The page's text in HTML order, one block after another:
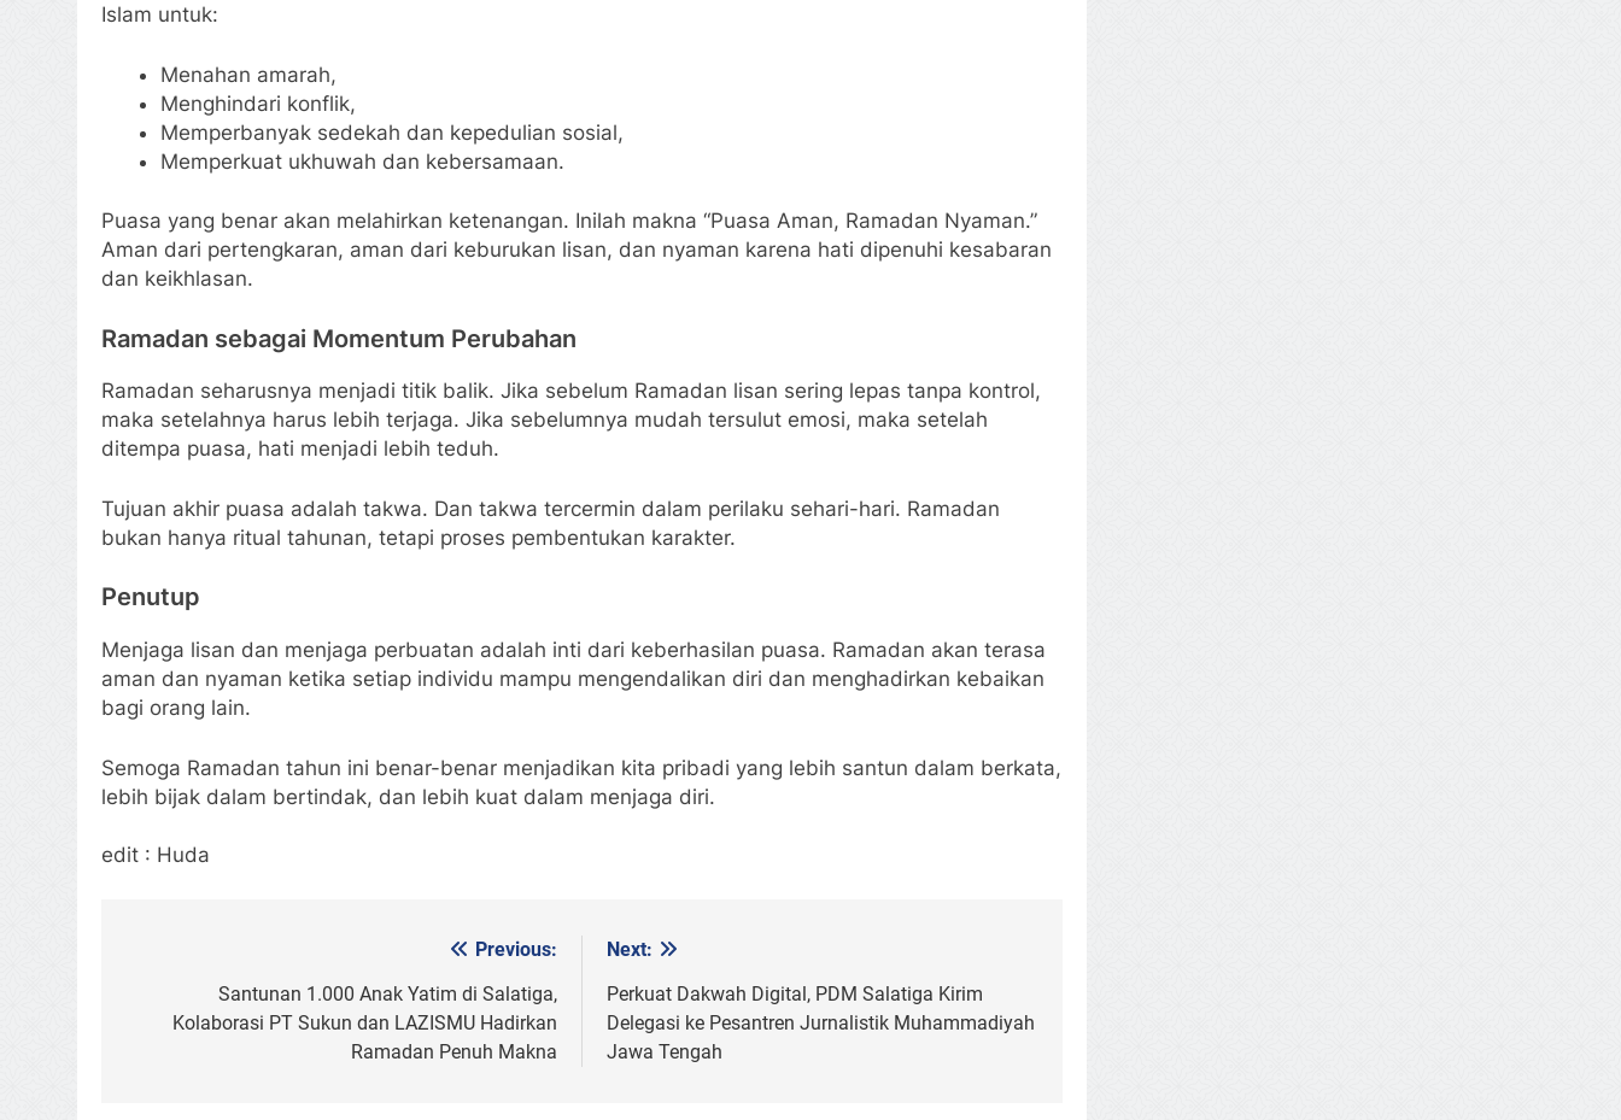
Islam untuk:
Menahan amarah,
Menghindari konflik,
Memperbanyak sedekah dan kepedulian sosial,
Memperkuat ukhuwah dan kebersamaan.
Puasa yang benar akan melahirkan ketenangan. Inilah makna “Puasa Aman, Ramadan Nyaman.”
Aman dari pertengkaran, aman dari keburukan lisan, dan nyaman karena hati dipenuhi kesabaran
dan keikhlasan.
Ramadan sebagai Momentum Perubahan
Ramadan seharusnya menjadi titik balik. Jika sebelum Ramadan lisan sering lepas tanpa kontrol,
maka setelahnya harus lebih terjaga. Jika sebelumnya mudah tersulut emosi, maka setelah
ditempa puasa, hati menjadi lebih teduh.
Tujuan akhir puasa adalah takwa. Dan takwa tercermin dalam perilaku sehari-hari. Ramadan
bukan hanya ritual tahunan, tetapi proses pembentukan karakter.
Penutup
Menjaga lisan dan menjaga perbuatan adalah inti dari keberhasilan puasa. Ramadan akan terasa
aman dan nyaman ketika setiap individu mampu mengendalikan diri dan menghadirkan kebaikan
bagi orang lain.
Semoga Ramadan tahun ini benar-benar menjadikan kita pribadi yang lebih santun dalam berkata,
lebih bijak dalam bertindak, dan lebih kuat dalam menjaga diri.
edit : Huda
navigation
Previous:
Santunan 1.000 Anak Yatim di Salatiga,
Kolaborasi PT Sukun dan LAZISMU Hadirkan
Ramadan Penuh Makna
Next:
Perkuat Dakwah Digital, PDM Salatiga Kirim
Delegasi ke Pesantren Jurnalistik Muhammadiyah
Jawa Tengah